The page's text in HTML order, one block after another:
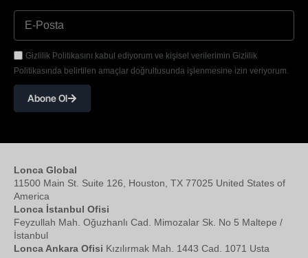
Gizlilik Politikasını kabul ediyorum ve kişisel verilerimin Gizlilik
Politikasında belirtilen amaçlar doğrultusunda işlenmesine izin veriyorum.
Abone Ol
Lonca Global
11500 Main St. Suite 126, Houston, TX 77025 United States of
America
Lonca İstanbul Ofisi
Feyzullah Mah. Oğuzhanlı Cad. Mimozalar Sk. No 5 Maltepe /
İstanbul
Lonca Ankara Ofisi Kızılırmak Mah. 1443 Cad. 1071 Usta